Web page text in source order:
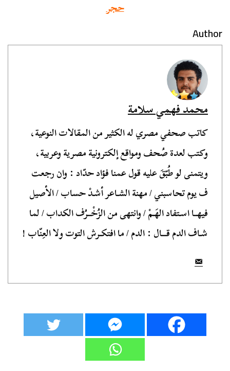
حجر
Author
محمد فهمي سلامة
كاتب صحفي مصري له الكثير من المقالات النوعية،
وكتب لعدة صُحف ومواقع إلكترونية مصرية وعربية،
ويتمنى لو طُبّقَ عليه قول عمنا فؤاد حدّاد : وان رجعت
ف يوم تحاسبني / مهنة الشـاعر أشـدْ حساب / الأصيل
فيهــا اسـتفاد الهَـمْ / وانتهى من الزُخْــرُف الكداب / لما
شـاف الدم قـــال : الدم / ما افتكـرش التوت ولا العِنّاب !